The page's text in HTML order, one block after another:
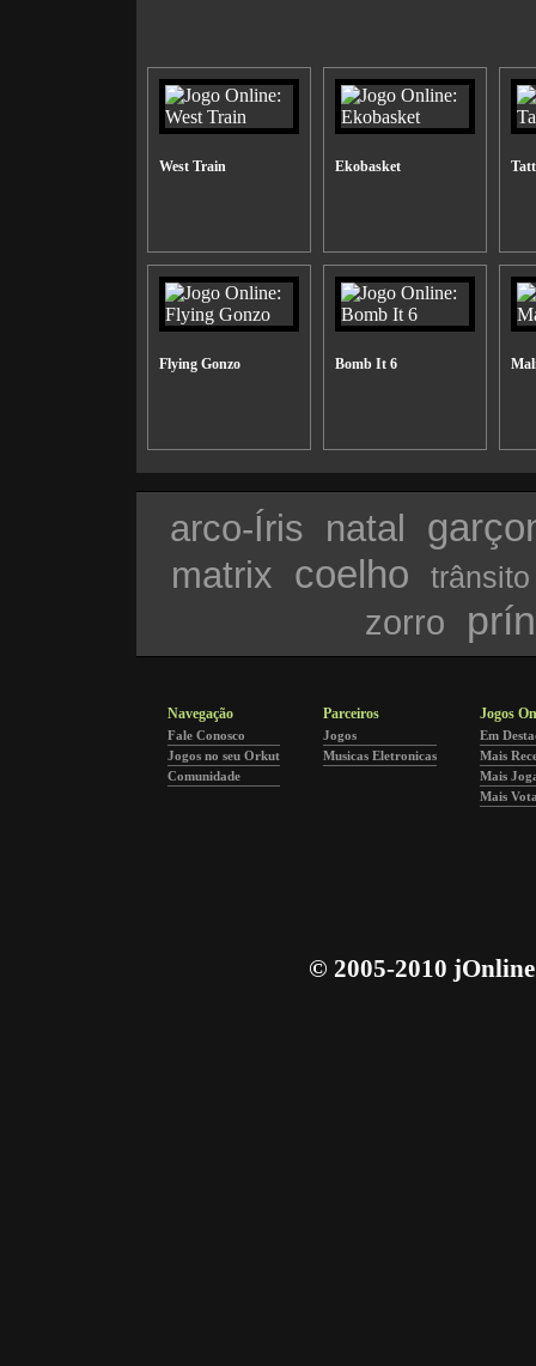
West Train Ekobasket
Flying Gonzo Bomb It 6
arco-Íris natal
matrix coelho trânsito
zorro
Navegação
Fale Conosco
Jogos no seu Orkut
Comunidade
Parceiros
Jogos
Musicas Eletronicas
Jogos
Em
Mais
Mais
Mais
© 2005-2010